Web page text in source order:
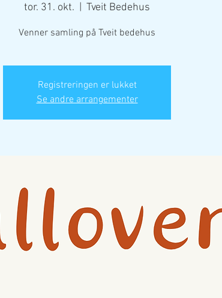
tor. 31. okt. Tveit Bedehus
Venner samling på Tveit bedehus
Registreringen er lukket
Se andre arrangementer